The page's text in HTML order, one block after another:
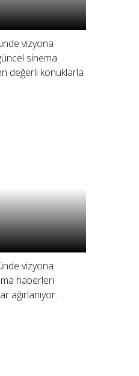
vizyona
sinema
değerli konuklarla
vizyona
haberleri
ağırlanıyor.